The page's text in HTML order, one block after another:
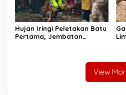
Hujan Iringi Peletakan Batu
Pertama, Jembatan
View